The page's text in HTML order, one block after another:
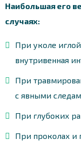
Наибольшая его
случаях:
При уколе
внутривенная
При
с явными
При глубоких
При проколах и